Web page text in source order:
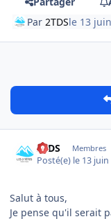
Par 2TDSle 13
2TDS Membres
Posté(e) le 13 juin
Salut à tous,
Je pense qu'il serait